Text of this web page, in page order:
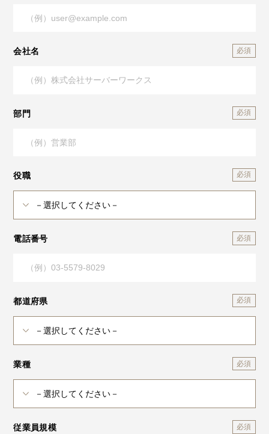
会社名
部門
役職
電話番号
都道府県
業種
従業員規模